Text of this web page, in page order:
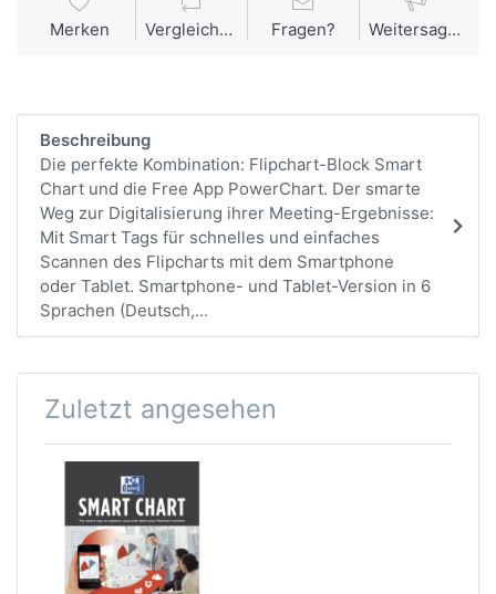
Merken Vergleichen Fragen? Weitersagen
Beschreibung
Die perfekte Kombination: Flipchart-Block Smart
Chart und die Free App PowerChart. Der smarte
Weg zur Digitalisierung ihrer Meeting-Ergebnisse:
Mit Smart Tags für schnelles und einfaches
Scannen des Flipcharts mit dem Smartphone
oder Tablet. Smartphone- und Tablet-Version in 6
Sprachen (Deutsch,...
Zuletzt angesehen